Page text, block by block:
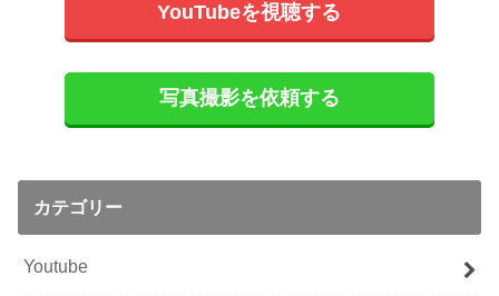
YouTubeを視聴する
写真撮影を依頼する
カテゴリー
Youtube